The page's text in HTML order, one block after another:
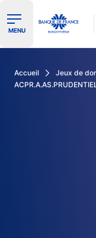
Ouvrir le menu
MENU
Accueil Jeux de